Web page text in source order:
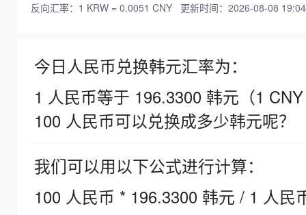
反向汇率：1 KRW = 0.0051 CNY 更新时间：2026-08-08
今日人民币兑换韩元汇率为：
1 人民币等于 196.3300 韩元（1
100 人民币可以兑换成多少韩元呢？
我们可以用以下公式进行计算：
100 人民币 * 196.3300 韩元 / 1 人民